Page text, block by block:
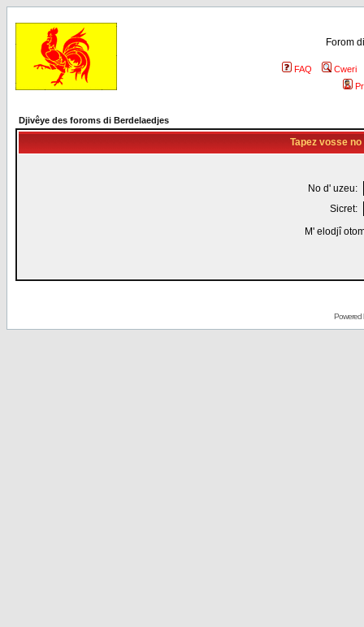
Forom
FAQ
Cweri
Djivêye des foroms di Berdelaedjes
Tapez vosse
No d' uzeu:
Sicret:
M' elodjî
Powered